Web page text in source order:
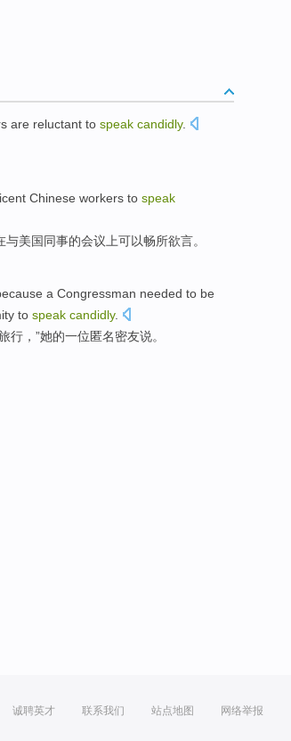
are reluctant to speak candidly.
Chinese workers to speak
与美国同事的会议 上可以畅所欲言。
a Congressman needed to be
to speak candidly.
行 ，”她的一位匿名密友说。
诚聘英才 联系我们 站点地图 网络举报